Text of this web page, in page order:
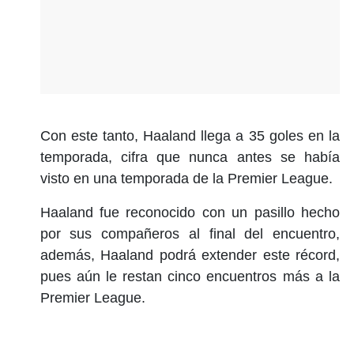
Con este tanto, Haaland llega a 35 goles en la
temporada, cifra que nunca antes se había
visto en una temporada de la Premier League.
Haaland fue reconocido con un pasillo hecho
por sus compañeros al final del encuentro,
además, Haaland podrá extender este récord,
pues aún le restan cinco encuentros más a la
Premier League.